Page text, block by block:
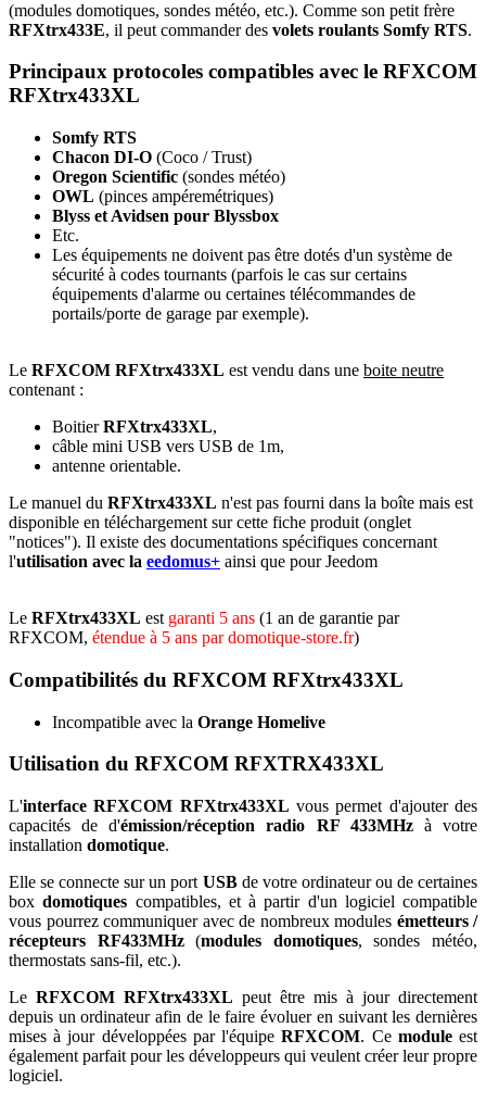
(modules domotiques, sondes météo, etc.). Comme son petit frère
RFXtrx433E, il peut commander des volets roulants Somfy RTS.
Principaux protocoles compatibles avec le RFXCOM
RFXtrx433XL
Somfy RTS
Chacon DI-O (Coco / Trust)
Oregon Scientific (sondes météo)
OWL (pinces ampéremétriques)
Blyss et Avidsen pour Blyssbox
Etc.
Les équipements ne doivent pas être dotés d'un système de
sécurité à codes tournants (parfois le cas sur certains
équipements d'alarme ou certaines télécommandes de
portails/porte de garage par exemple).
Le RFXCOM RFXtrx433XL est vendu dans une boite neutre
contenant :
BoitierRFXtrx433XL,
câble mini USB vers USB de 1m,
antenne orientable.
Le manuel du RFXtrx433XL n'est pas fourni dans la boîte mais est
disponible en téléchargement sur cette fiche produit (onglet
"notices"). Il existe des documentations spécifiques concernant
l'utilisation avec la eedomus+ ainsi que pour Jeedom
Le RFXtrx433XL est garanti 5 ans (1 an de garantie par
RFXCOM, étendue à 5 ans par domotique-store.fr)
Compatibilités du RFXCOM RFXtrx433XL
Incompatible avec la Orange Homelive
Utilisation du RFXCOM RFXTRX433XL
L'interface RFXCOM RFXtrx433XL vous permet d'ajouter des
capacités de d'émission/réception radio RF 433MHzà votre
installation domotique.
Elle se connecte sur un port USBde votre ordinateur ou decertaines
boxdomotiques compatibles, et à partir d'un logiciel compatible
vous pourrez communiquer avec de nombreux modules émetteurs /
récepteurs RF433MHz(modules domotiques, sondes météo,
thermostats sans-fil, etc.).
Le RFXCOM RFXtrx433XL peut être mis à jour directement
depuis un ordinateur afin de le faire évoluer en suivant les dernières
mises à jour développées par l'équipeRFXCOM. Ce moduleest
également parfait pour les développeurs qui veulent créer leur propre
logiciel.